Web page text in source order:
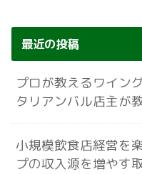
最近の投稿
プロが教えるワイン
タリアンバル店主が
小規模飲食店経営を
プの収入源を増やす